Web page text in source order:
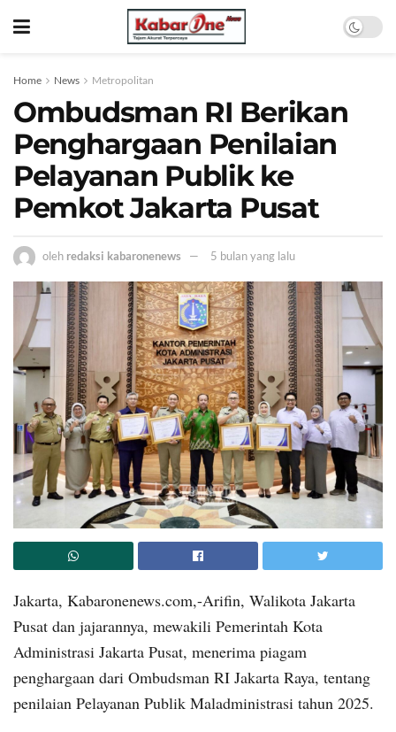
Home News Metropolitan
Ombudsman RI Berikan
Penghargaan Penilaian
Pelayanan Publik ke
Pemkot Jakarta Pusat
oleh redaksi kabaronenews 5 bulan yang lalu
Jakarta, Kabaronenews.com,-Arifin, Walikota Jakarta
Pusat dan jajarannya, mewakili Pemerintah Kota
Administrasi Jakarta Pusat, menerima piagam
penghargaan dari Ombudsman RI Jakarta Raya, tentang
penilaian Pelayanan Publik Maladministrasi tahun 2025.